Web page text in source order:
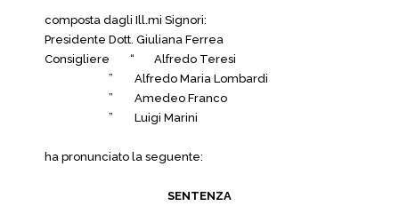
composta dagli Ill.mi Signori:
Presidente Dott. Giuliana Ferrea
Consigliere
“
Alfredo Teresi
” Alfredo Maria Lombardi
” Amedeo Franco
” Luigi Marini
ha pronunciato la seguente:
SENTENZA